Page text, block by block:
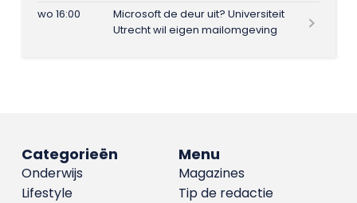
wo 16:00
Microsoft de deur uit? Universiteit
Utrecht wil eigen mailomgeving
Menu
Magazines
Tip de redactie
Categorieën
Onderwijs
Lifestyle